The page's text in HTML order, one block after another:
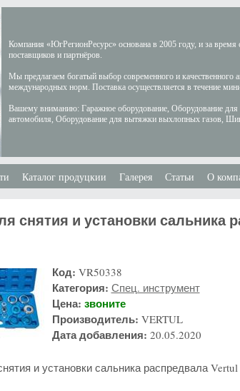
Компания «ЮгРегионРесурс» основана в 2005 году, и за
поставщиков и партнёров.
Мы предлагаем богатый выбор современного и качественного
международных норм. Поставка осуществляется в течение
Вашему вниманию: Гаражное оборудование, Оборудование
автомобиля, Оборудование для вытяжки выхлопных газов,
Каталог продуцкии Галерея Статьи О
снятия и установки сальника
Код: VR50338
Категория: Спец. инструмент
Цена: звоните
Производитель: VERTUL
Дата добавления: 20.05.2020
и установки сальника распредвала